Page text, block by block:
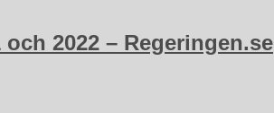
2022 – Regeringen.se